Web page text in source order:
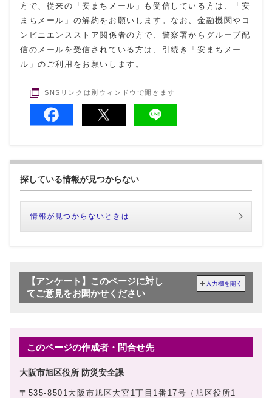
方で、従来の「安まちメール」も受信している方は、「安
まちメール」の解約をお願いします。なお、金融機関やコ
ンビニエンスストア関係者の方で、警察署からグループ配
信のメールを受信されている方は、引続き「安まちメー
ル」のご利用をお願いします。
SNSリンクは別ウィンドウで開きます
探している情報が見つからない
情報が見つからないときは
【アンケート】このページに対し
てご意見をお聞かせください
入力欄を開く
このページの作成者・問合せ先
大阪市旭区役所 防災安全課
〒535-8501大阪市旭区大宮1丁目1番17号（旭区役所1